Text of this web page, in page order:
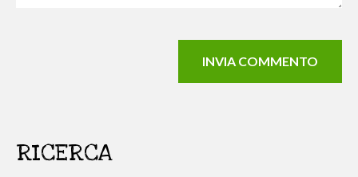
RICERCA